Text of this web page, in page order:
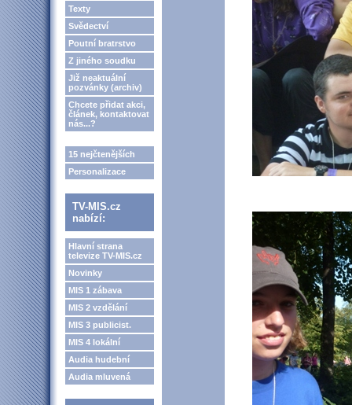
Texty
Svědectví
Poutní bratrstvo
Z jiného soudku
Již neaktuální
pozvánky (archiv)
Chcete přidat akci,
článek, kontaktovat
nás...?
15 nejčtenějších
Personalizace
TV-MIS.cz
nabízí:
Hlavní strana
televize TV-MIS.cz
Novinky
MIS 1 zábava
MIS 2 vzdělání
MIS 3 publicist.
MIS 4 lokální
Audia hudební
Audia mluvená